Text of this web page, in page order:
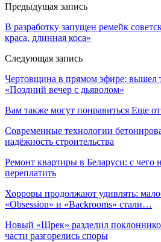
Предыдущая запись
В разработку запущен ремейк
краса, длинная коса»
Следующая запись
Чертовщина в прямом эфире: вышел
«Поздний вечер с дьяволом»
Вам также могут понравиться Еще от
Современные технологии
надёжность строительства
Ремонт квартиры в Беларуси: с чего
переплатить
Хорроры продолжают удивлять:
«Obsession» и «Backrooms» стали…
Новый «Шрек» разделил
части разгорелись споры